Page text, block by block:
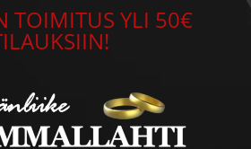
TOIMITUS YLI 50€